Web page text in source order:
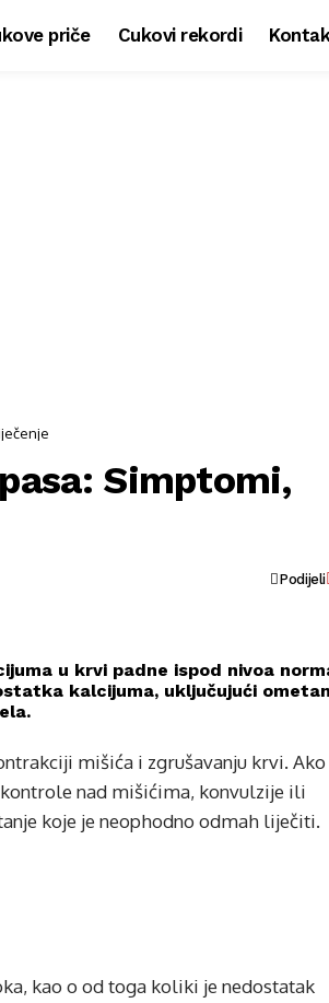
priče Cukovi rekordi
Simptomi,
Podijeli
u krvi padne ispod nivoa
kalcijuma, uključujući
mišića i zgrušavanju krvi. Ako
nad mišićima, konvulzije ili
koje je neophodno odmah liječiti.
kao o od toga koliki je nedostatak